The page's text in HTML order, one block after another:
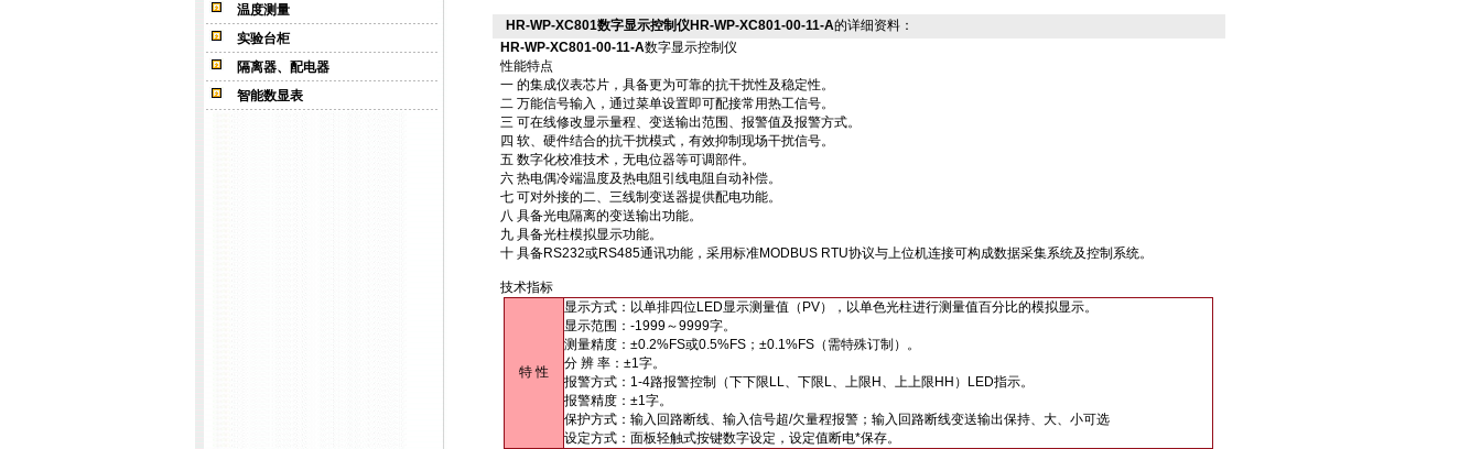
温度测量
实验台柜
隔离器、配电器
智能数显表
HR-WP-XC801数字显示控制仪HR-WP-XC801-00-11-A的详细资料：
HR-WP-XC801-00-11-A数字显示控制仪
性能特点
一 的集成仪表芯片，具备更为可靠的抗干扰性及稳定性。
二 万能信号输入，通过菜单设置即可配接常用热工信号。
三 可在线修改显示量程、变送输出范围、报警值及报警方式。
四 软、硬件结合的抗干扰模式，有效抑制现场干扰信号。
五 数字化校准技术，无电位器等可调部件。
六 热电偶冷端温度及热电阻引线电阻自动补偿。
七 可对外接的二、三线制变送器提供配电功能。
八 具备光电隔离的变送输出功能。
九 具备光柱模拟显示功能。
十 具备RS232或RS485通讯功能，采用标准MODBUS RTU协议与上位机连接可构成数据采集系统及控制系统。
技术指标
特 性
显示方式：以单排四位LED显示测量值（PV），以单色光柱进行测量值百分比的模拟显示。
显示范围：-1999～9999字。
测量精度：±0.2%FS或0.5%FS；±0.1%FS（需特殊订制）。
分 辨 率：±1字。
报警方式：1-4路报警控制（下下限LL、下限L、上限H、上上限HH）LED指示。
报警精度：±1字。
保护方式：输入回路断线、输入信号超/欠量程报警；输入回路断线变送输出保持、大、小可选
设定方式：面板轻触式按键数字设定，设定值断电*保存。